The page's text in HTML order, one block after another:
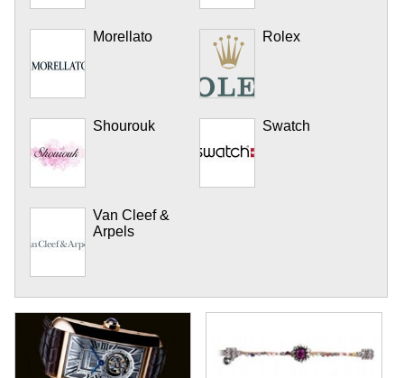
Morellato Rolex
Shourouk Swatch
Van Cleef &
Arpels